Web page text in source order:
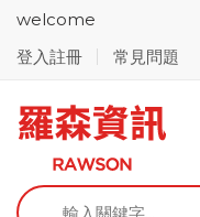
welcome
登入註冊
常見問題